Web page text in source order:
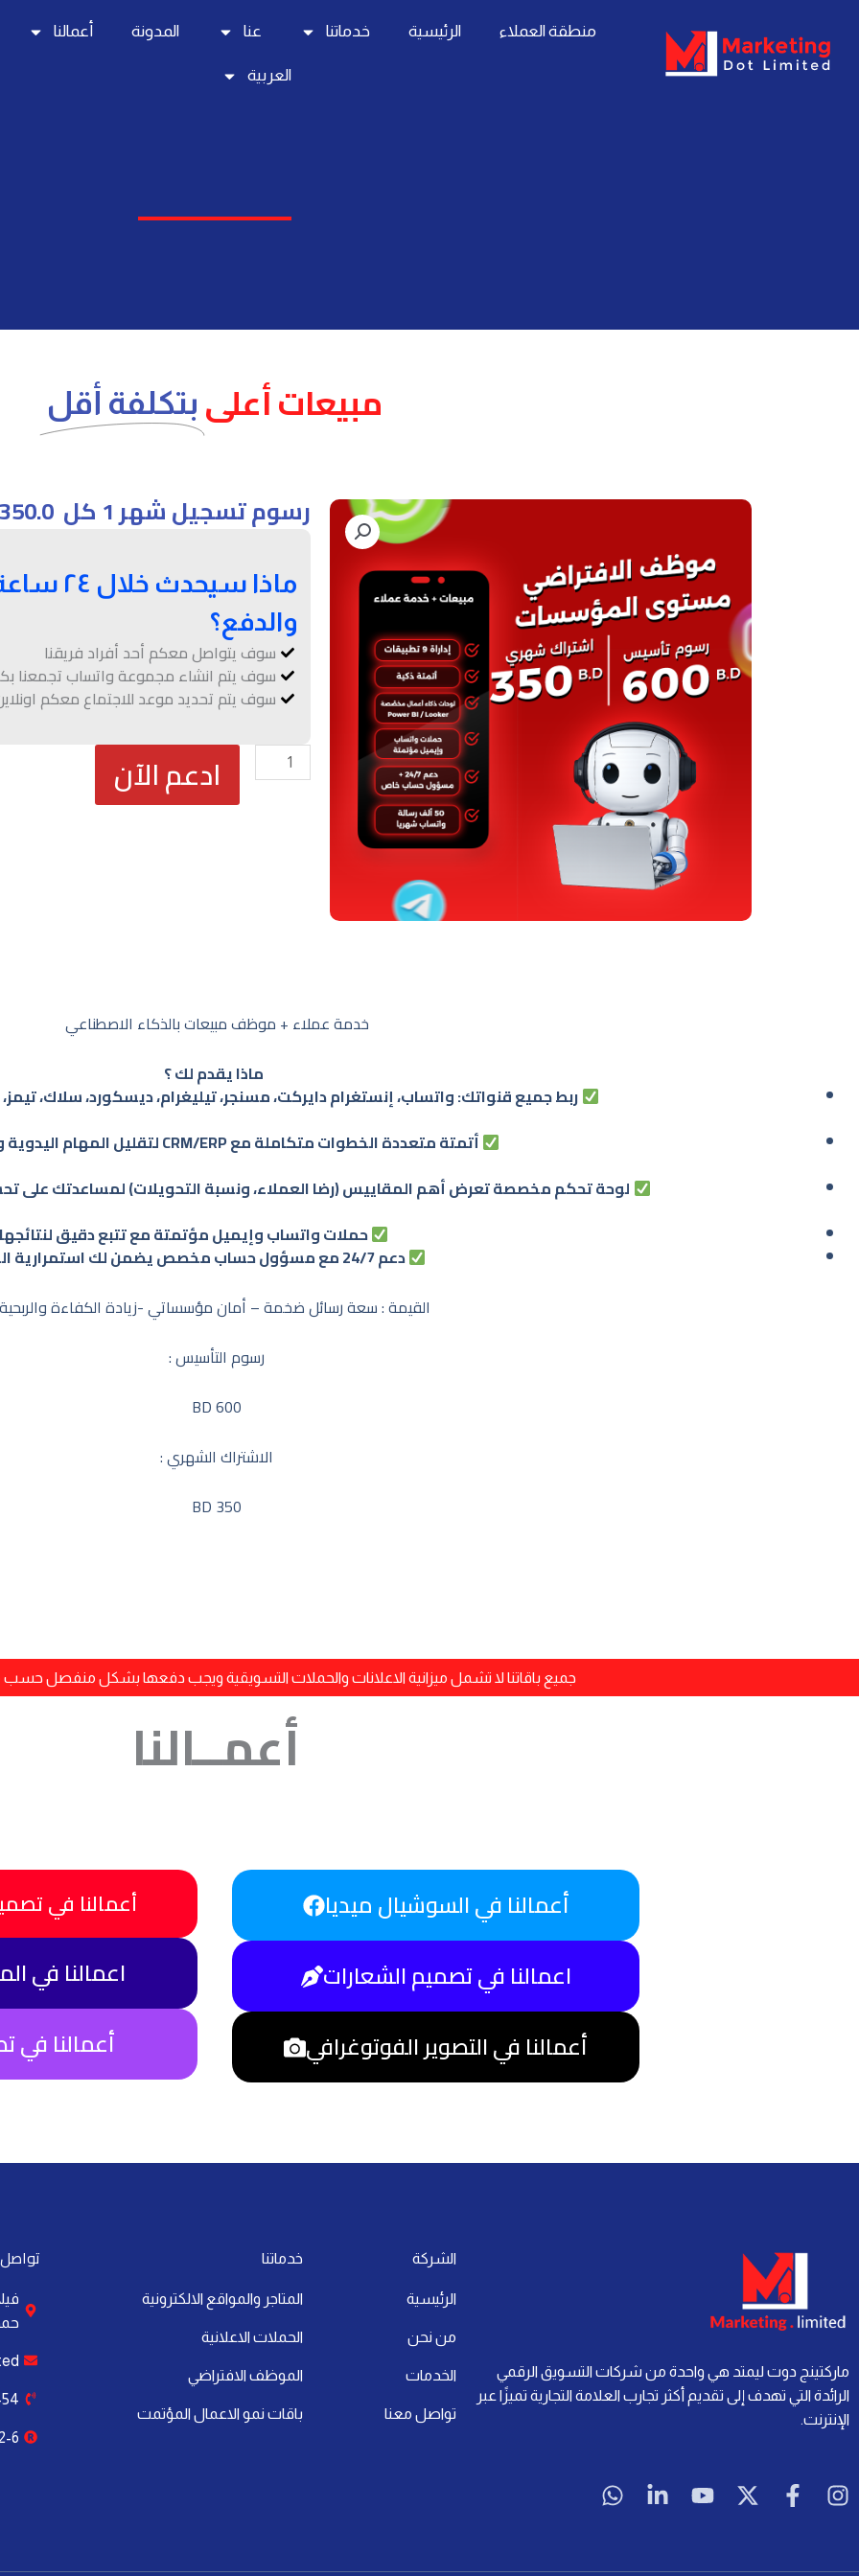
المحتوى
منطقة العملاء الرئيسية خدماتنا عنا المدونة أعمالنا
العربية
مبيعات أعلى بتكلفة أقل
رسوم تسجيل ⁦⁦ 350.0
ماذا
والدفع؟
سوف يتواصل معكم أحد أفراد فريقنا
سوف يتم انشاء مجموعة واتساب تجمعنا
سوف يتم تحديد موعد للاجتماع معكم
كمية
الموظف
ادعم الآن
خدمة عملاء + موظف مبيعات بالذكاء الاصطناعي
ماذا يقدم لك ؟
ربط جميع قنواتك: واتساب، إنستغرام دايركت، مسنجر، تيليغرام، ديسكورد، سلاك،
أتمتة متعددة الخطوات متكاملة مع CRM/ERP لتقليل المهام اليدوية وتحسين الكفاءة.
لوحة تحكم مخصصة تعرض أهم المقاييس (رضا العملاء، ونسبة التحويلات) لمساعدتك على
حملات واتساب وإيميل مؤتمتة مع تتبع دقيق
دعم 24/7 مع مسؤول حساب مخصص يضمن لك استمرارية الخدمة.
القيمة : سعة رسائل ضخمة – أمان مؤسساتي -زيادة الكفاءة والربحية
رسوم التأسيس :
600 BD
الاشتراك الشهري :
350 BD
جميع باقاتنا لا تشمل ميزانية الاعلانات والحملات التسويقية ويجب دفعها بشكل منفصل حسب
أعمــالنا
أعمالنا في السوشيال ميديا
اعمالنا في تصميم الشعارات
أعمالنا في التصوير الفوتوغرافي
أعمالنا في
اعمالنا في
أعمالنا في
ماركتينج دوت ليمتد هي واحدة من شركات التسويق الرقمي
الرائدة التي تهدف إلى تقديم أكثر تجارب العلامة التجارية تميزًا عبر
الإنترنت.
I
n
F
a
X
-
Y
o
L
i
W
h
الشركة
الرئيسية
من نحن
الخدمات
تواصل معنا
خدماتنا
المتاجر والمواقع الالكترونية
الحملات الاعلانية
الموظف الافتراضي
باقات نمو الاعمال المؤتمت
6